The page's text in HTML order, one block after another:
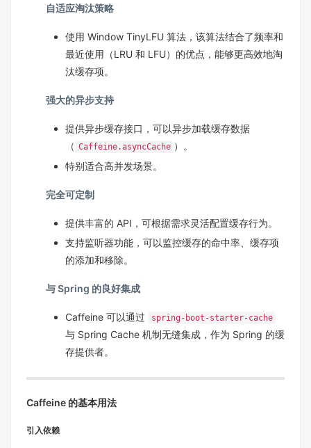
自适应淘汰策略
使用 Window TinyLFU 算法，该算法结合了频率和
最近使用（LRU 和 LFU）的优点，能够更高效地淘
汰缓存项。
强大的异步支持
提供异步缓存接口，可以异步加载缓存数据
（ Caffeine.asyncCache ）。
特别适合高并发场景。
完全可定制
提供丰富的 API，可根据需求灵活配置缓存行为。
支持监听器功能，可以监控缓存的命中率、缓存项
的添加和移除。
与 Spring 的良好集成
Caffeine 可以通过 spring-boot-starter-cache
与 Spring Cache 机制无缝集成，作为 Spring 的缓
存提供者。
Caffeine 的基本用法
引入依赖